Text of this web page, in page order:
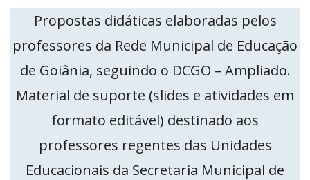
Propostas didáticas elaboradas pelos
professores da Rede Municipal de Educação
de Goiânia, seguindo o DCGO – Ampliado.
Material de suporte (slides e atividades em
formato editável) destinado aos
professores regentes das Unidades
Educacionais da Secretaria Municipal de